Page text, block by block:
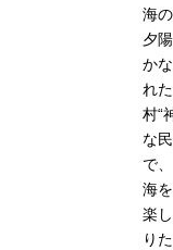
海
夕
か
れ
村“
な
で
海
楽
り